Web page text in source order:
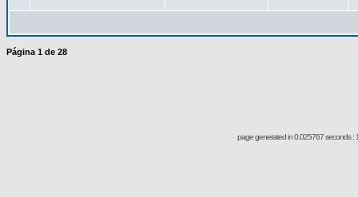
Página 1 de 28
page generated in 0.025767 seconds :